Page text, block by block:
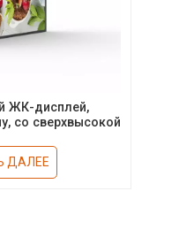
ЖК-дисплей,
со сверхвысокой
ДАЛЕЕ